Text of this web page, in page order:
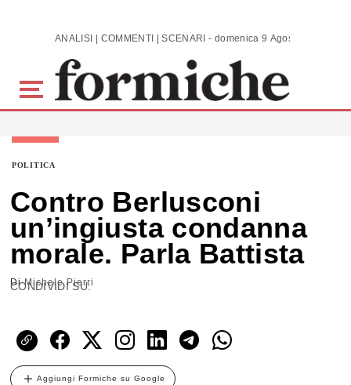
Skip to main content ANALISI | COMMENTI | SCENARI - domenica 9 Agosto 2026
POLITICA
Contro Berlusconi
un’ingiusta condanna
morale. Parla Battista
DiMichele Pierri
CONDIVIDI SU:
Aggiungi Formiche su Google